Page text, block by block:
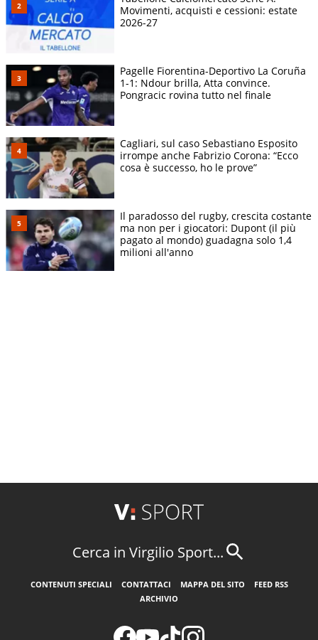
Movimenti, acquisti e cessioni: estate
2026-27
Pagelle Fiorentina-Deportivo La Coruña
1-1: Ndour brilla, Atta convince.
Pongracic rovina tutto nel finale
Cagliari, sul caso Sebastiano Esposito
irrompe anche Fabrizio Corona: “Ecco
cosa è successo, ho le prove”
Il paradosso del rugby, crescita costante
ma non per i giocatori: Dupont (il più
pagato al mondo) guadagna solo 1,4
milioni all'anno
Cerca in Virgilio Sport...
CONTENUTI SPECIALI CONTATTACI MAPPA DEL SITO
FEED RSS
ARCHIVIO